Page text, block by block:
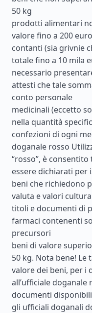
50 kg
prodotti alimentari
valore fino a 200 euro
contanti (sia grivnie
totale fino a 10 mila
necessario
attesti che tale
conto personale
medicinali (eccetto
nella quantità
confezioni di ogni
doganale rosso
“rosso”, è
essere dichiarati per
beni che richiedono
valuta e valori
titoli e documenti di
farmaci contenenti
precursori
beni di valore
50 kg. Nota bene! Le
valore dei beni, per i
all’ufficiale
documenti
gli ufficiali doganali